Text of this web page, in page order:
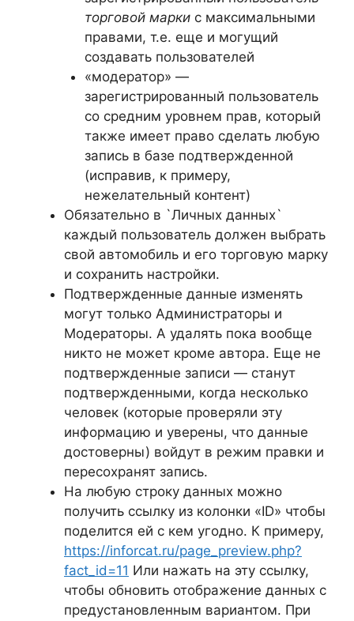
торговой маркис максимальными
правами, т.е. еще и могущий
создавать пользователей
«модератор» —
зарегистрированный пользователь
со средним уровнем прав, который
также имеет право сделать любую
запись в базе подтвержденной
(исправив, к примеру,
нежелательный контент)
Обязательно в `Личных данных`
каждый пользователь должен выбрать
свой автомобиль и его торговую марку
и сохранить настройки.
Подтвержденные данные изменять
могут только Администраторы и
Модераторы. А удалять пока вообще
никто не может кроме автора. Еще не
подтвержденные записи — станут
подтвержденными, когда несколько
человек (которые проверяли эту
информацию и уверены, что данные
достоверны) войдут в режим правки и
пересохранят запись.
На любую строку данных можно
получить ссылку из колонки «ID» чтобы
поделится ей с кем угодно. К примеру,
https://inforcat.ru/page_preview.php?
fact_id=11 Или нажать на эту ссылку,
чтобы обновить отображение данных с
предустановленным вариантом. При